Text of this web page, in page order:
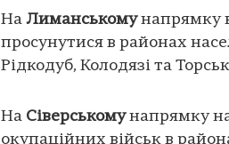
На Лиманськомунапрямку
просунутися в районах
Рідкодуб, Колодязі та
На Сіверськомунапрямку
окупаційних військ в